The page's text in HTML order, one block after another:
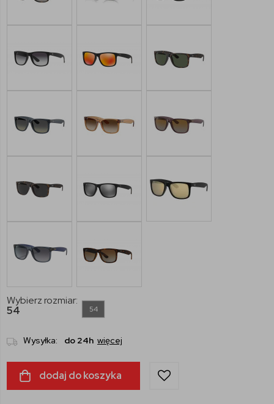
Wybierz rozmiar:
54
54
Wysyłka: do 24h więcej
dodaj do koszyka